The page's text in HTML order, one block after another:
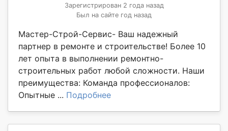
Зарегистрирован 2 года назад
Был на сайте год назад
Мастер-Строй-Сервис- Ваш надежный
партнер в ремонте и строительстве! Более 10
лет опыта в выполнении ремонтно-
строительных работ любой сложности. Наши
преимущества: Команда профессионалов:
Опытные ... Подробнее